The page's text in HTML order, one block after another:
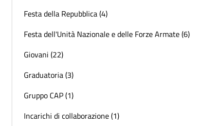
Festa della Repubblica (4)
Festa dell'Unità Nazionale e delle Forze Armate (6)
Giovani (22)
Graduatoria (3)
Gruppo CAP (1)
Incarichi di collaborazione (1)